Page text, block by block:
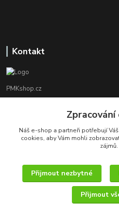
Kontakt
PMKshop.cz
+420 728 830 042
info@pmkshop.cz
Zpracování
Náš e-shop a partneři potřebují Váš
cookies, aby Vám mohli
zájmů.
Přijmout nezbytné
Přijmout